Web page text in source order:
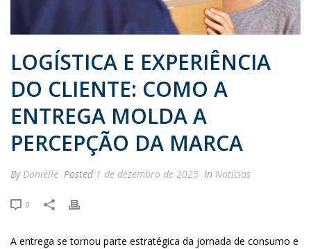
LOGÍSTICA E EXPERIÊNCIA
DO CLIENTE: COMO A
ENTREGA MOLDA A
PERCEPÇÃO DA MARCA
ByDanielle Posted 1 de dezembro de 2025 In Notícias
0
A entrega se tornou parte estratégica da jornada de consumo e